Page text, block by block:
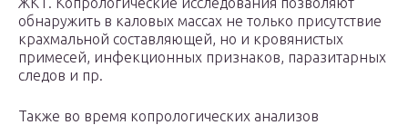
обнаружить в каловых массах не только присутствие
крахмальной составляющей, но и кровянистых
примесей, инфекционных признаков, паразитарных
следов и пр.
Также во время копрологических анализов